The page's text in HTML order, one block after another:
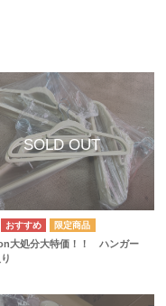
大処分大特価！！ ハンガー